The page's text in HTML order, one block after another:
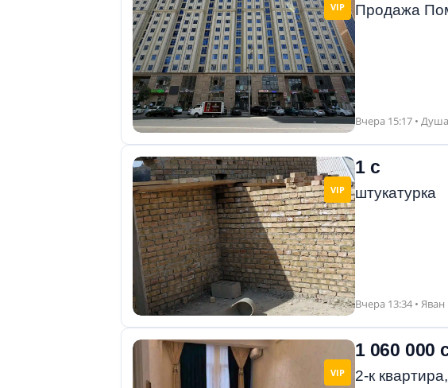
VIP Продажа
Вчера 15:17 •
VIP
1 с
штукатурка
Вчера 13:34 • Яван
VIP
1 060 000
2-к